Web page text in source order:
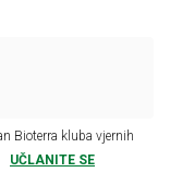
Bioterra kluba vjernih
UČLANITE SE